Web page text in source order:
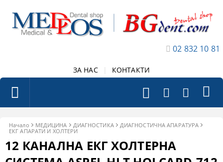
02 832 10 81
ЗА НАС КОНТАКТИ
Начало МЕДИЦИНА ДИАГНОСТИКА
ДИАГНОСТИЧНА АПАРАТУРА
ЕКГ АПАРАТИ И ХОЛТЕРИ
12 КАНАЛНА ЕКГ ХОЛТЕРНА